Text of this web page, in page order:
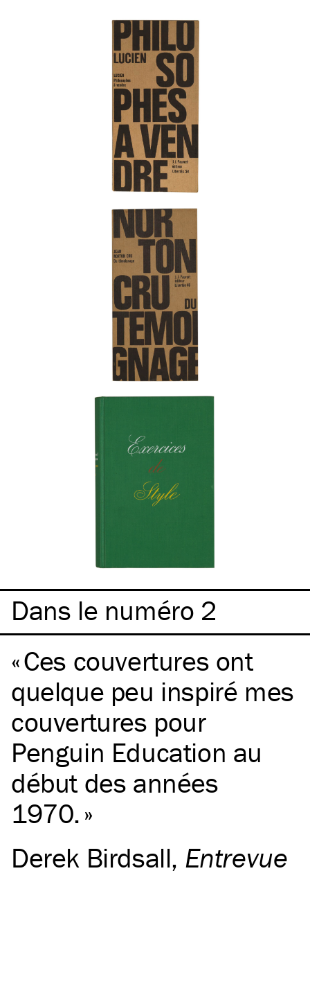
Dans le numéro 2
Ces couvertures ont
quelque peu inspiré mes
couvertures pour
Penguin Education au
début des années
1970.
Derek Birdsall, Entrevue